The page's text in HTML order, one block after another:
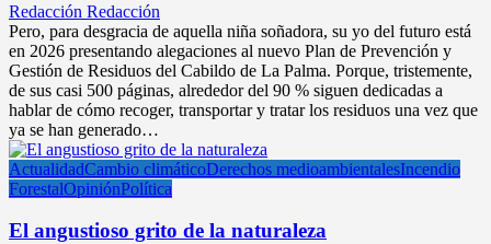
Redacción Redacción
Pero, para desgracia de aquella niña soñadora, su yo del futuro está
en 2026 presentando alegaciones al nuevo Plan de Prevención y
Gestión de Residuos del Cabildo de La Palma. Porque, tristemente,
de sus casi 500 páginas, alrededor del 90 % siguen dedicadas a
hablar de cómo recoger, transportar y tratar los residuos una vez que
ya se han generado…
ActualidadCambio climáticoDerechos medioambientalesIncendio
ForestalOpiniónPolítica
El angustioso grito de la naturaleza